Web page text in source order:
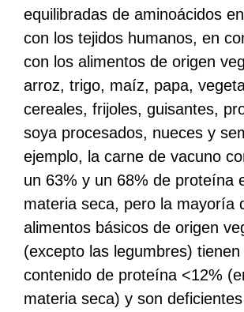
equilibradas de aminoácidos
con los tejidos humanos, en
con los alimentos de origen
arroz, trigo, maíz, papa,
cereales, frijoles, guisantes,
soya procesados, nueces y
ejemplo, la carne de vacuno
un 63% y un 68% de proteína
materia seca, pero la mayoría
alimentos básicos de origen
(excepto las legumbres) tienen
contenido de proteína <12%
materia seca) y son